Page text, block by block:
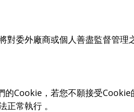
委外廠商或個人善盡監督管理
Cookie，若您不願接受
常執行 。